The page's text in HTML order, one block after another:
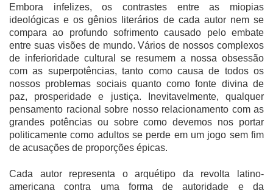
Embora infelizes, os contrastes entre as miopias
ideológicas e os gênios literários de cada autor nem se
compara ao profundo sofrimento causado pelo embate
entre suas visões de mundo. Vários de nossos complexos
de inferioridade cultural se resumem a nossa obsessão
com as superpotências, tanto como causa de todos os
nossos problemas sociais quanto como fonte divina de
paz, prosperidade e justiça. Inevitavelmente, qualquer
pensamento racional sobre nosso relacionamento com as
grandes potências ou sobre como devemos nos portar
politicamente como adultos se perde em um jogo sem fim
de acusações de proporções épicas.
Cada autor representa o arquétipo da revolta latino-
americana contra uma forma de autoridade e da